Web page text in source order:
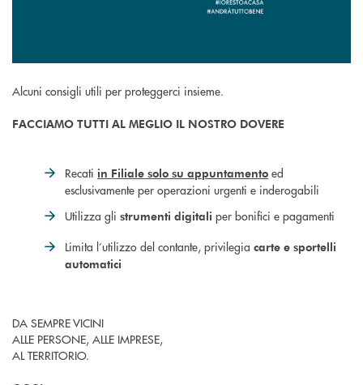
Alcuni consigli utili per proteggerci insieme.
FACCIAMO TUTTI AL MEGLIO IL NOSTRO DOVERE
Recati in Filiale solo su appuntamento ed
esclusivamente per operazioni urgenti e inderogabili
Utilizza gli strumenti digitali per bonifici e pagamenti
Limita l’utilizzo del contante, privilegia carte e sportelli
automatici
DA SEMPRE VICINI
ALLE PERSONE, ALLE IMPRESE,
AL TERRITORIO.